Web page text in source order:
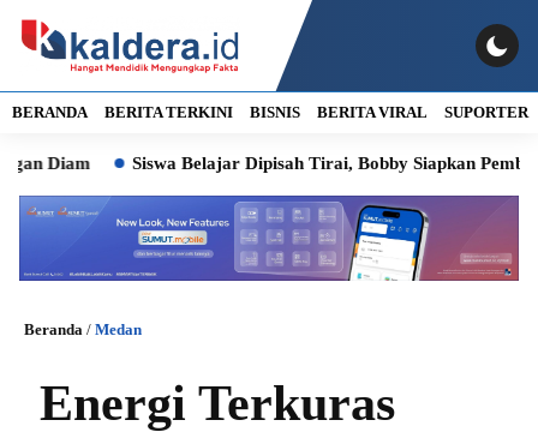
BERANDA BERITA TERKINI BISNIS BERITA VIRAL SUPORTER
Siswa Belajar Dipisah Tirai, Bobby Siapkan Pembangunan
Beranda / Medan
Energi Terkuras